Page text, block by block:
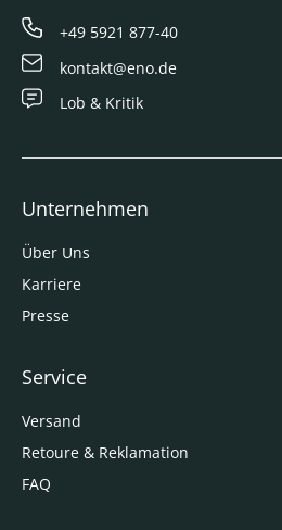
+49 5921 877-40
kontakt@eno.de
Lob & Kritik
Unternehmen
Über Uns
Karriere
Presse
Service
Versand
Retoure & Reklamation
FAQ